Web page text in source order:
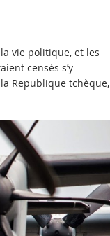
vie politique, et les
censés s’y
Republique tchèque,